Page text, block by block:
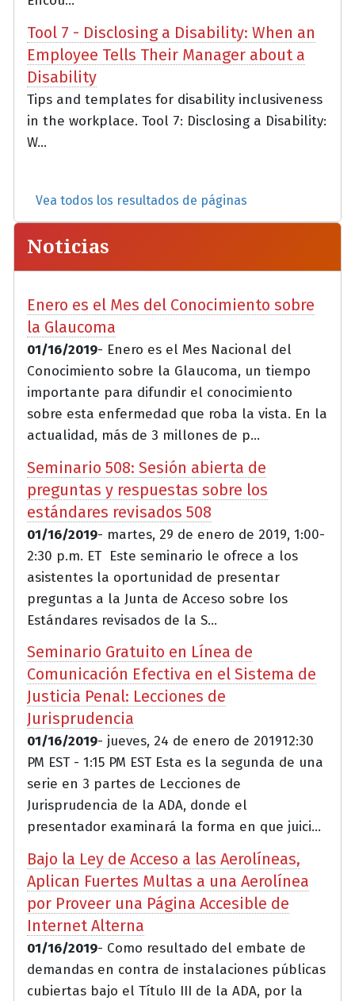
Tool 7 - Disclosing a Disability: When an
Employee Tells Their Manager about a
Disability
Tips and templates for disability inclusiveness
in the workplace. Tool 7: Disclosing a Disability:
W...
Vea todos los resultados de páginas
Noticias
Enero es el Mes del Conocimiento sobre
la Glaucoma
01/16/2019- Enero es el Mes Nacional del
Conocimiento sobre la Glaucoma, un tiempo
importante para difundir el conocimiento
sobre esta enfermedad que roba la vista. En la
actualidad, más de 3 millones de p...
Seminario 508: Sesión abierta de
preguntas y respuestas sobre los
estándares revisados 508
01/16/2019- martes, 29 de enero de 2019, 1:00-
2:30 p.m. ET Este seminario le ofrece a los
asistentes la oportunidad de presentar
preguntas a la Junta de Acceso sobre los
Estándares revisados de la S...
Seminario Gratuito en Línea de
Comunicación Efectiva en el Sistema de
Justicia Penal: Lecciones de
Jurisprudencia
01/16/2019- jueves, 24 de enero de 201912:30
PM EST - 1:15 PM EST Esta es la segunda de una
serie en 3 partes de Lecciones de
Jurisprudencia de la ADA, donde el
presentador examinará la forma en que juici...
Bajo la Ley de Acceso a las Aerolíneas,
Aplican Fuertes Multas a una Aerolínea
por Proveer una Página Accesible de
Internet Alterna
01/16/2019- Como resultado del embate de
demandas en contra de instalaciones públicas
cubiertas bajo el Título III de la ADA, por la